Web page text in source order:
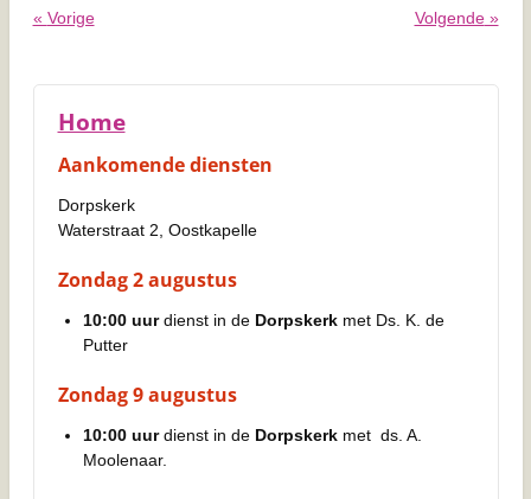
« Vorige Volgende»
Home
Aankomende diensten
Dorpskerk
Waterstraat 2, Oostkapelle
Zondag 2 augustus
10:00 uurdienst in de Dorpskerkmet Ds. K. de
Putter
Zondag 9 augustus
10:00 uurdienst in de Dorpskerkmet ds. A.
Moolenaar.